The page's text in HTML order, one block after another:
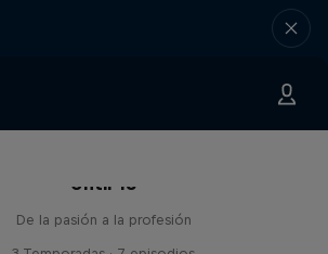
Until 18
De la pasión a la profesión